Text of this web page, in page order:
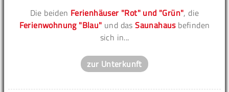
Die beiden Ferienhäuser "Rot" und "Grün", die
Ferienwohnung "Blau" und dasSaunahausbefinden
sich in...
zur Unterkunft